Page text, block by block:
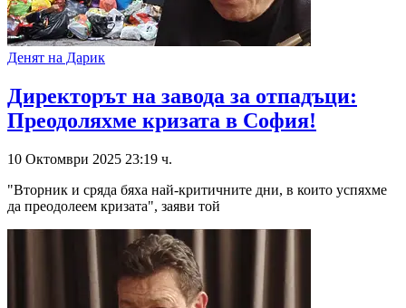
Денят на Дарик
Директорът на завода за отпадъци:
Преодоляхме кризата в София!
10 Октомври 2025 23:19 ч.
"Вторник и сряда бяха най-критичните дни, в които успяхме
да преодолеем кризата", заяви той